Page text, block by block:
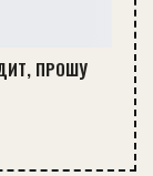
ПРОШУ